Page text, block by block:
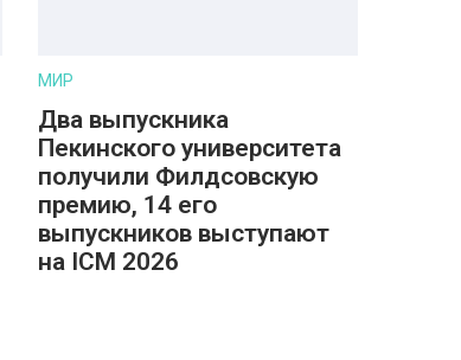
МИР
Два выпускника
Пекинского университета
получили Филдсовскую
премию, 14 его
выпускников выступают
на ICM 2026